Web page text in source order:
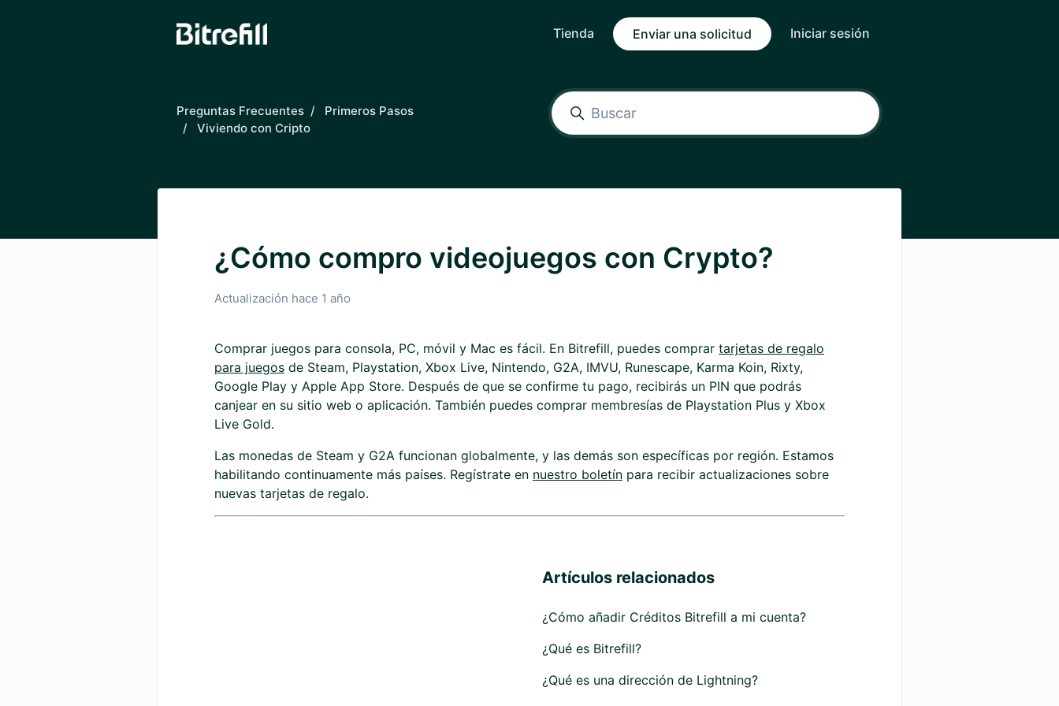
Tienda
Enviar una solicitud Iniciar sesión
Preguntas Frecuentes
Primeros Pasos
Viviendo con Cripto
¿Cómo compro videojuegos con Crypto?
Actualización hace 1 año
Comprar juegos para consola, PC, móvil y Mac es fácil. En Bitrefill, puedes comprar tarjetas de regalo
para juegos de Steam, Playstation, Xbox Live, Nintendo, G2A, IMVU, Runescape, Karma Koin, Rixty,
Google Play y Apple App Store. Después de que se confirme tu pago, recibirás un PIN que podrás
canjear en su sitio web o aplicación. También puedes comprar membresías de Playstation Plus y Xbox
Live Gold.
Las monedas de Steam y G2A funcionan globalmente, y las demás son específicas por región. Estamos
habilitando continuamente más países. Regístrate en nuestro boletín para recibir actualizaciones sobre
nuevas tarjetas de regalo.
Artículos relacionados
¿Cómo añadir Créditos Bitrefill a mi cuenta?
¿Qué es Bitrefill?
¿Qué es una dirección de Lightning?